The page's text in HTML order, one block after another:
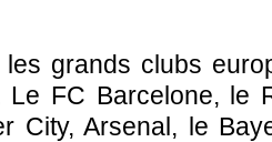
les grands clubs
Le FC Barcelone, le
City, Arsenal, le